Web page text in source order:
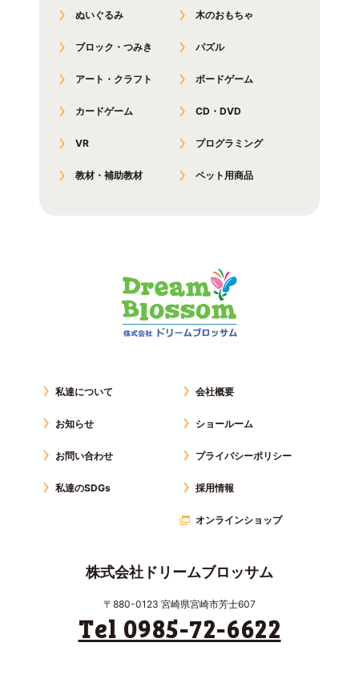
ぬいぐるみ 木のおもちゃ
ブロック・つみき パズル
アート・クラフト ボードゲーム
カードゲーム CD・DVD
VR プログラミング
教材・補助教材 ペット用商品
私達について
お知らせ
お問い合わせ
私達のSDGs
会社概要
ショールーム
プライバシーポリシー
採用情報
オンラインショップ
株式会社ドリームブロッサム
〒880-0123 宮崎県宮崎市芳士607
Tel 0985-72-6622